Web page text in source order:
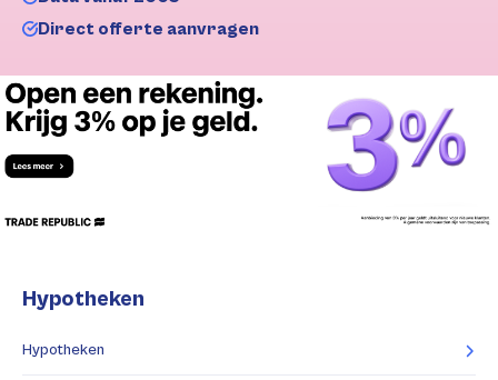
Direct offerte aanvragen
Hypotheken
Hypotheken